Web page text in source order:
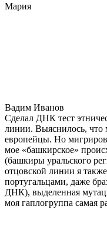
Мария
Вадим Иванов
Сделал ДНК тест
линии. Выяснилось, что
европейцы. Но
мое «башкирское»
(башкиры уральского
отцовской линии я
португальцами, даже
ДНК), выделенная
моя гаплогруппа самая